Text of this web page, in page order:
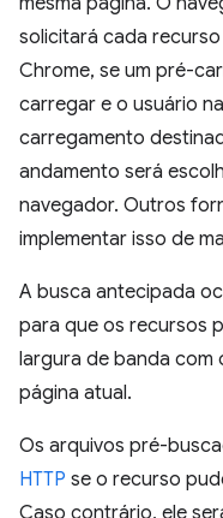
solicitará cada
Chrome, se um pré-
carregar e o usuário
carregamento
andamento será
navegador. Outros
implementar isso de
A busca antecipada
para que os recursos
largura de banda com
página atual.
Os arquivos pré-
HTTP se o recurso
Caso contrário, ele